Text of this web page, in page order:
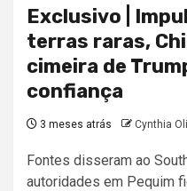
Exclusivo |
terras raras,
cimeira de
confiança
3 meses atrás Cynthia
Fontes disseram ao
autoridades em Pequim